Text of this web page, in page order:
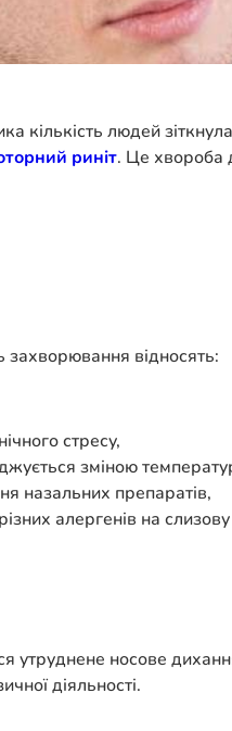
кількість людей
риніт. Це хвороба
відносять:
стресу,
зміною
назальних препаратів,
алергенів на
утруднене носове
діяльності.